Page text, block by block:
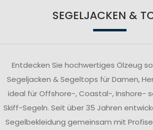
SEGELJACKEN &
Entdecken Sie hochwertiges Ölzeug
Segeljacken & Segeltops für Damen,
ideal für Offshore-, Coastal-, Inshore-
Skiff-Segeln. Seit über 35 Jahren
Segelbekleidung gemeinsam mit